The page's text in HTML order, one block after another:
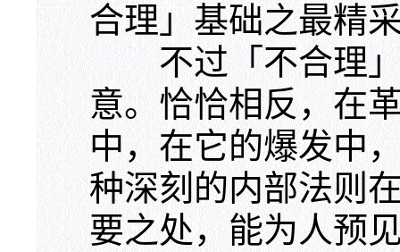
合理」基础之最精
不过「不合理」
意。恰恰相反，在
中，在它的爆发中
种深刻的内部法则
要之处，能为人预